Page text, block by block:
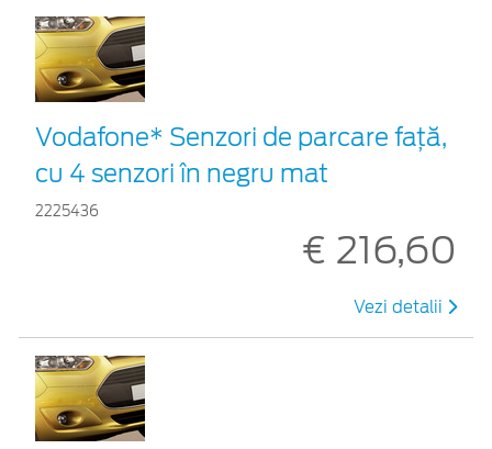
Vodafone* Senzori de parcare față,
cu 4 senzori în negru mat
2225436
€ 216,60
Vezi detalii